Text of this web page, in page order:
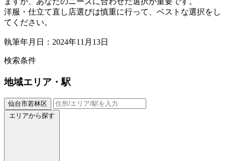
洋服・仕立て直し店選びは慎重に行って、ベストな選択をし
てください。
執筆年月日：2024年11月13日
検索条件
地域エリア・駅
仙台市若林区
エリアから探す